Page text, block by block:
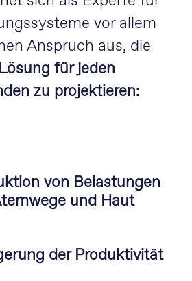
vor allem
Anspruch aus, die
für jeden
zu projektieren:
von Belastungen
und Haut
der Produktivität